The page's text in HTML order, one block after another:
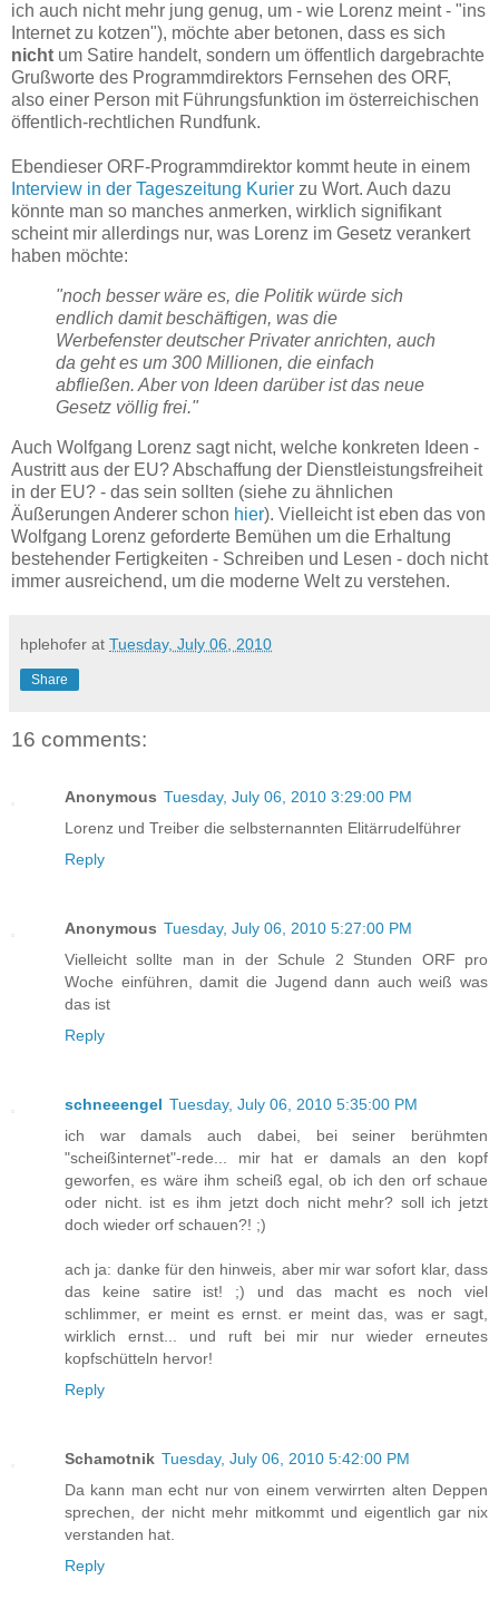
ich auch nicht mehr jung genug, um - wie Lorenz meint - "ins
Internet zu kotzen"), möchte aber betonen, dass es sich
nicht um Satire handelt, sondern um öffentlich dargebrachte
Grußworte des Programmdirektors Fernsehen des ORF,
also einer Person mit Führungsfunktion im österreichischen
öffentlich-rechtlichen Rundfunk.
Ebendieser ORF-Programmdirektor kommt heute in einem
Interview in der Tageszeitung Kurier zu Wort. Auch dazu
könnte man so manches anmerken, wirklich signifikant
scheint mir allerdings nur, was Lorenz im Gesetz verankert
haben möchte:
"noch besser wäre es, die Politik würde sich
endlich damit beschäftigen, was die
Werbefenster deutscher Privater anrichten, auch
da geht es um 300 Millionen, die einfach
abfließen. Aber von Ideen darüber ist das neue
Gesetz völlig frei."
Auch Wolfgang Lorenz sagt nicht, welche konkreten Ideen -
Austritt aus der EU? Abschaffung der Dienstleistungsfreiheit
in der EU? - das sein sollten (siehe zu ähnlichen
Äußerungen Anderer schon hier). Vielleicht ist eben das von
Wolfgang Lorenz geforderte Bemühen um die Erhaltung
bestehender Fertigkeiten - Schreiben und Lesen - doch nicht
immer ausreichend, um die moderne Welt zu verstehen.
hplehofer at Tuesday, July 06, 2010
Share
16 comments:
Anonymous Tuesday, July 06, 2010 3:29:00 PM
Lorenz und Treiber die selbsternannten Elitärrudelführer
Reply
Anonymous Tuesday, July 06, 2010 5:27:00 PM
Vielleicht sollte man in der Schule 2 Stunden ORF pro
Woche einführen, damit die Jugend dann auch weiß was
das ist
Reply
schneeengel Tuesday, July 06, 2010 5:35:00 PM
ich war damals auch dabei, bei seiner berühmten
"scheißinternet"-rede... mir hat er damals an den kopf
geworfen, es wäre ihm scheiß egal, ob ich den orf schaue
oder nicht. ist es ihm jetzt doch nicht mehr? soll ich jetzt
doch wieder orf schauen?! ;)
ach ja: danke für den hinweis, aber mir war sofort klar, dass
das keine satire ist! ;) und das macht es noch viel
schlimmer, er meint es ernst. er meint das, was er sagt,
wirklich ernst... und ruft bei mir nur wieder erneutes
kopfschütteln hervor!
Reply
Schamotnik Tuesday, July 06, 2010 5:42:00 PM
Da kann man echt nur von einem verwirrten alten Deppen
sprechen, der nicht mehr mitkommt und eigentlich gar nix
verstanden hat.
Reply